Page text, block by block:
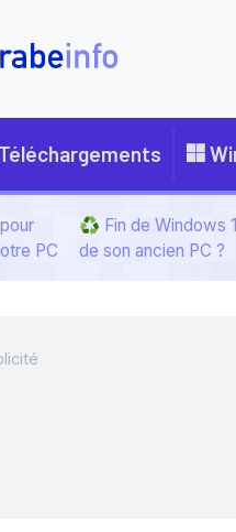
Téléchargements
PC
♻️ Fin de Windows
de son ancien PC ?